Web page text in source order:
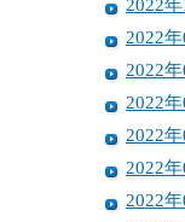
2022年
2022年
2022年
2022年
2022年
2022年
2022年